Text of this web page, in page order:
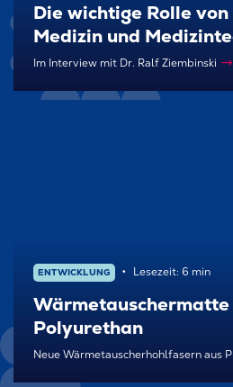
Die wichtige Rolle
Medizin und
Im Interview mit Dr. Ralf Ziembinski
ENTWICKLUNG Lesezeit: 6 min
Wärmetauschermatte
Polyurethan
Neue Wärmetauscherhohlfasern aus